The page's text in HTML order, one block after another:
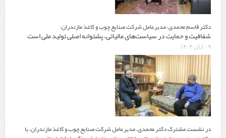
دکتر قاسم محمدی، مدیرعامل شرکت صنایع چوب و کاغذ مازندران:
شفافیت و حمایت در سیاست‌های مالیاتی، پشتوانه اصلی تولید ملی است
۰۹ آبان ۱۴۰۴
در نشست مشترک دکتر محمدی، مدیرعامل شرکت صنایع چوب و کاغذ مازندران، با